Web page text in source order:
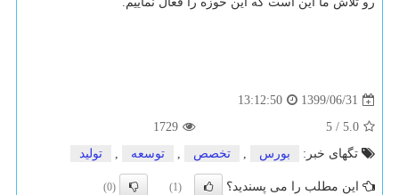
1399/06/31
13:12:50
5.0
/
5
1729
تگهای خبر:
بورس , تخصص , توسعه , تولید
این مطلب را می پسندید؟ (1)
(0)